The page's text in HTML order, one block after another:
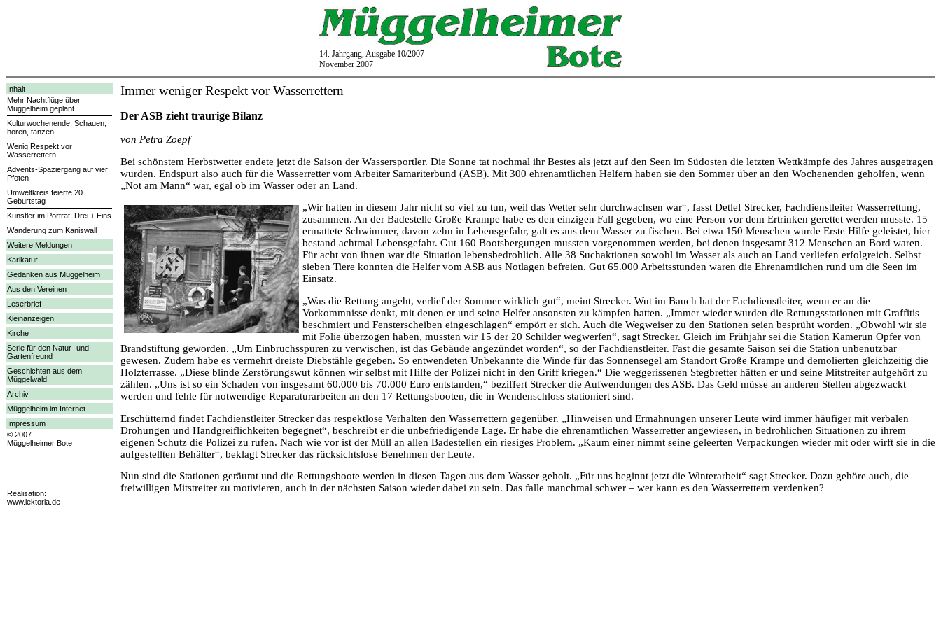
14. Jahrgang, Ausgabe 10/2007
November 2007
Inhalt
Mehr Nachtflüge über
Müggelheim geplant
Kulturwochenende: Schauen,
hören, tanzen
Wenig Respekt vor
Wasserrettern
Advents-Spaziergang auf vier
Pfoten
Umweltkreis feierte 20.
Geburtstag
Künstler im Porträt: Drei + Eins
Wanderung zum Kaniswall
Weitere Meldungen
Karikatur
Gedanken aus Müggelheim
Aus den Vereinen
Leserbrief
Kleinanzeigen
Kirche
Serie für den Natur- und
Gartenfreund
Geschichten aus dem
Müggelwald
Archiv
Müggelheim im Internet
Impressum
© 2007
Müggelheimer Bote
Realisation:
www.lektoria.de
Immer weniger Respekt vor Wasserrettern
Der ASB zieht traurige Bilanz
von Petra Zoepf
Bei schönstem Herbstwetter endete jetzt die Saison der Wassersportler. Die Sonne tat nochmal ihr Bestes als jetzt auf den Seen im Südosten die letzten Wettkämpfe des Jahres ausgetragen
wurden. Endspurt also auch für die Wasserretter vom Arbeiter Samariterbund (ASB). Mit 300 ehrenamtlichen Helfern haben sie den Sommer über an den Wochenenden geholfen, wenn
„Not am Mann“ war, egal ob im Wasser oder an Land.
„Wir hatten in diesem Jahr nicht so viel zu tun, weil das Wetter sehr durchwachsen war“, fasst Detlef Strecker, Fachdienstleiter Wasserrettung,
zusammen. An der Badestelle Große Krampe habe es den einzigen Fall gegeben, wo eine Person vor dem Ertrinken gerettet werden musste. 15
ermattete Schwimmer, davon zehn in Lebensgefahr, galt es aus dem Wasser zu fischen. Bei etwa 150 Menschen wurde Erste Hilfe geleistet, hier
bestand achtmal Lebensgefahr. Gut 160 Bootsbergungen mussten vorgenommen werden, bei denen insgesamt 312 Menschen an Bord waren.
Für acht von ihnen war die Situation lebensbedrohlich. Alle 38 Suchaktionen sowohl im Wasser als auch an Land verliefen erfolgreich. Selbst
sieben Tiere konnten die Helfer vom ASB aus Notlagen befreien. Gut 65.000 Arbeitsstunden waren die Ehrenamtlichen rund um die Seen im
Einsatz.
„Was die Rettung angeht, verlief der Sommer wirklich gut“, meint Strecker. Wut im Bauch hat der Fachdienstleiter, wenn er an die
Vorkommnisse denkt, mit denen er und seine Helfer ansonsten zu kämpfen hatten. „Immer wieder wurden die Rettungsstationen mit Graffitis
beschmiert und Fensterscheiben eingeschlagen“ empört er sich. Auch die Wegweiser zu den Stationen seien besprüht worden. „Obwohl wir sie
mit Folie überzogen haben, mussten wir 15 der 20 Schilder wegwerfen“, sagt Strecker. Gleich im Frühjahr sei die Station Kamerun Opfer von
Brandstiftung geworden. „Um Einbruchsspuren zu verwischen, ist das Gebäude angezündet worden“, so der Fachdienstleiter. Fast die gesamte Saison sei die Station unbenutzbar
gewesen. Zudem habe es vermehrt dreiste Diebstähle gegeben. So entwendeten Unbekannte die Winde für das Sonnensegel am Standort Große Krampe und demolierten gleichzeitig die
Holzterrasse. „Diese blinde Zerstörungswut können wir selbst mit Hilfe der Polizei nicht in den Griff kriegen.“ Die weggerissenen Stegbretter hätten er und seine Mitstreiter aufgehört zu
zählen. „Uns ist so ein Schaden von insgesamt 60.000 bis 70.000 Euro entstanden,“ beziffert Strecker die Aufwendungen des ASB. Das Geld müsse an anderen Stellen abgezwackt
werden und fehle für notwendige Reparaturarbeiten an den 17 Rettungsbooten, die in Wendenschloss stationiert sind.
Erschütternd findet Fachdienstleiter Strecker das respektlose Verhalten den Wasserrettern gegenüber. „Hinweisen und Ermahnungen unserer Leute wird immer häufiger mit verbalen
Drohungen und Handgreiflichkeiten begegnet“, beschreibt er die unbefriedigende Lage. Er habe die ehrenamtlichen Wasserretter angewiesen, in bedrohlichen Situationen zu ihrem
eigenen Schutz die Polizei zu rufen. Nach wie vor ist der Müll an allen Badestellen ein riesiges Problem. „Kaum einer nimmt seine geleerten Verpackungen wieder mit oder wirft sie in die
aufgestellten Behälter“, beklagt Strecker das rücksichtslose Benehmen der Leute.
Nun sind die Stationen geräumt und die Rettungsboote werden in diesen Tagen aus dem Wasser geholt. „Für uns beginnt jetzt die Winterarbeit“ sagt Strecker. Dazu gehöre auch, die
freiwilligen Mitstreiter zu motivieren, auch in der nächsten Saison wieder dabei zu sein. Das falle manchmal schwer – wer kann es den Wasserrettern verdenken?